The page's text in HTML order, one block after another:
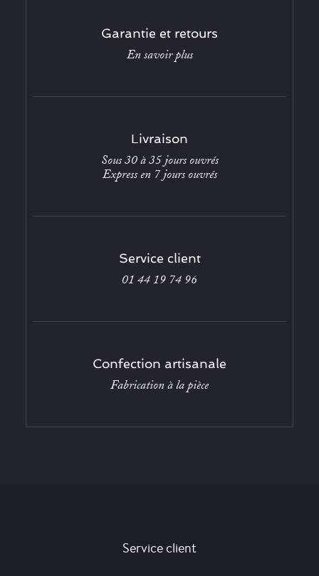
Garantie et retours
En savoir plus
Livraison
Sous 30 à 35 jours ouvrés
Express en 7 jours ouvrés
Service client
01 44 19 74 96
Confection artisanale
Fabrication à la pièce
Service client